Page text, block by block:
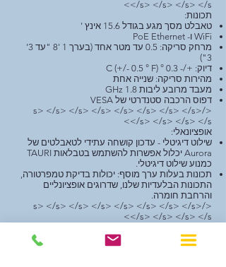
</s> </s> </s> </s>
תכונות:
טאבלט מסך מגע בגודל 15.6 אינץ '
WiFi ו- PoE Ethernet
מרחק סריקה: 0.5 עד מטר אחד (בערך 1 '8 "עד 3'
3")
דיוק: +/- 0.3 ° C (+/- 0.5 ° F)
מהירות סריקה: שנייה אחת
מעבד מרובע ליבות 1.8 GHz
דפוס הרכבה סטנדרטי של VESA
</s> </s> </s> </s> </s> </s> </s> </s>
</s> </s> </s> </s>
אופציונאלי:
שילוט דיגיטלי - עדכון קושחה עתידי לטאבלטים של
Aurora יכלול אפשרות להשתמש בטבלאות TAURI
כמנוע שילוט דיגיטלי.
תכונות בעלות ערך מוסף: יכולות בדיקת טמפרטורה,
התכונות הבלעדיות שלנו, שדרוגים אופציונליים
והרחבת חומרה.
</s> </s> </s> </s> </s> </s> </s> </s>
</s> </s> </s> </s>
גיליונות נתונים